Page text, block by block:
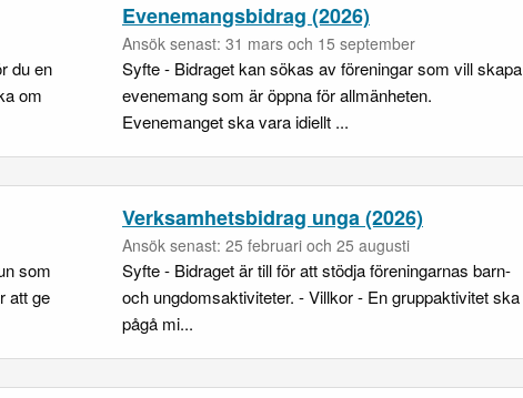
du en
om
Evenemangsbidrag (2026)
Ansök senast: 31 mars och 15 september
Syfte - Bidraget kan sökas av föreningar som vill skapa
evenemang som är öppna för allmänheten.
Evenemanget ska vara idiellt ...
som
att ge
Verksamhetsbidrag unga (2026)
Ansök senast: 25 februari och 25 augusti
Syfte - Bidraget är till för att stödja föreningarnas barn-
och ungdomsaktiviteter. - Villkor - En gruppaktivitet ska
pågå mi...